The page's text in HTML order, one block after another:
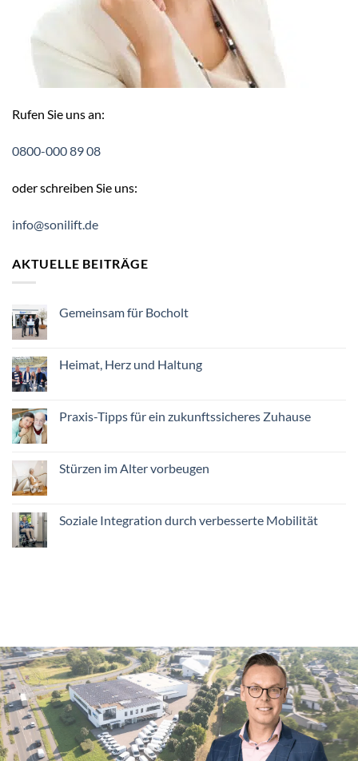
Rufen Sie uns an:
0800-000 89 08
oder schreiben Sie uns:
info@sonilift.de
AKTUELLE BEITRÄGE
Gemeinsam für Bocholt
Gemeinsam
für
Heimat, Herz und Haltung
Heimat,
Herz
Praxis-Tipps für ein zukunftssicheres Zuhause
Praxis-
Tipps
Zuhause
Stürzen im Alter vorbeugen
Stürzen
im
Soziale Integration durch verbesserte Mobilität